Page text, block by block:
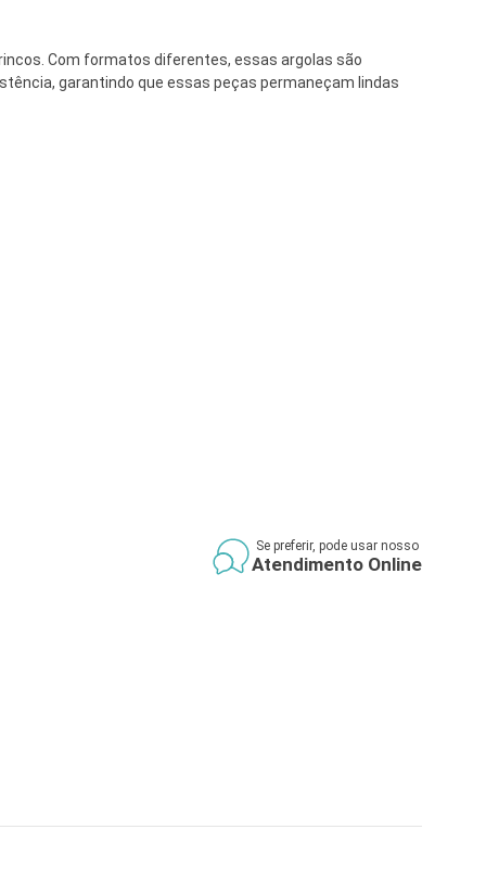
Com formatos diferentes, essas argolas são
garantindo que essas peças permaneçam lindas
Se preferir, pode usar nosso
Atendimento Online